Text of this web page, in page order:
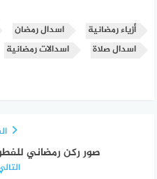
أزياء رمضانية اسدال رمضان
اسدال صلاة
اسدالات رمضانية
صور ركن رمضاني للفطور 2025 قاعدة